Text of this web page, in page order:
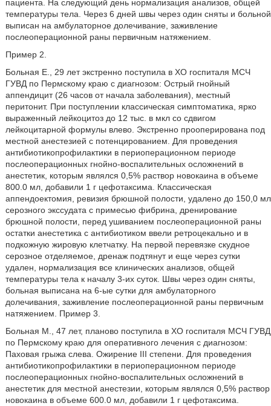
пациента. На следующий день нормализация анализов, общей
температуры тела. Через 6 дней швы через один сняты и больной
выписан на амбулаторное долечивание, заживление
послеоперационной раны первичным натяжением.
Пример 2.
Больная Е., 29 лет экстренно поступила в ХО госпиталя МСЧ
ГУВД по Пермскому краю с диагнозом: Острый гнойный
аппендицит (26 часов от начала заболевания), местный
перитонит. При поступлении классическая симптоматика, ярко
выраженный лейкоцитоз до 12 тыс. в мкл со сдвигом
лейкоцитарной формулы влево. Экстренно прооперирована под
местной анестезией с потенцированием. Для проведения
антибиотикопрофилактики в периоперационном периоде
послеоперационных гнойно-воспалительных осложнений в
анестетик, которым являлся 0,5% раствор новокаина в объеме
800.0 мл, добавили 1 г цефотаксима. Классическая
аппендоектомия, ревизия брюшной полости, удалено до 150,0 мл
серозного экссудата с примесью фибрина, дренирование
брюшной полости, перед ушиванием послеоперационной раны
остатки анестетика с антибиотиком ввели ретроцекально и в
подкожную жировую клетчатку. На первой перевязке скудное
серозное отделяемое, дренаж подтянут и еще через сутки
удален, нормализация все клинических анализов, общей
температуры тела к началу 3-их суток. Швы через один сняты,
больная выписана на 6-ые сутки для амбулаторного
долечивания, заживление послеоперационной раны первичным
натяжением. Пример 3.
Больная М., 47 лет, планово поступила в ХО госпиталя МСЧ ГУВД
по Пермскому краю для оперативного лечения с диагнозом:
Паховая грыжа слева. Ожирение III степени. Для проведения
антибиотикопрофилактики в периоперационном периоде
послеоперационных гнойно-воспалительных осложнений в
анестетик для местной анестезии, которым являлся 0,5% раствор
новокаина в объеме 600.0 мл, добавили 1 г цефотаксима.